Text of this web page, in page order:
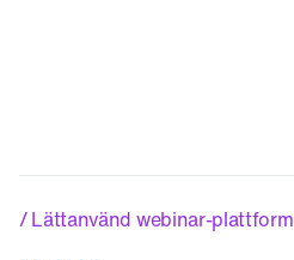
/ Lättanvänd webinar-plattform